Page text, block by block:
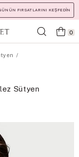
FIRSATLARINI KEŞFEDİN
0
Sütyen